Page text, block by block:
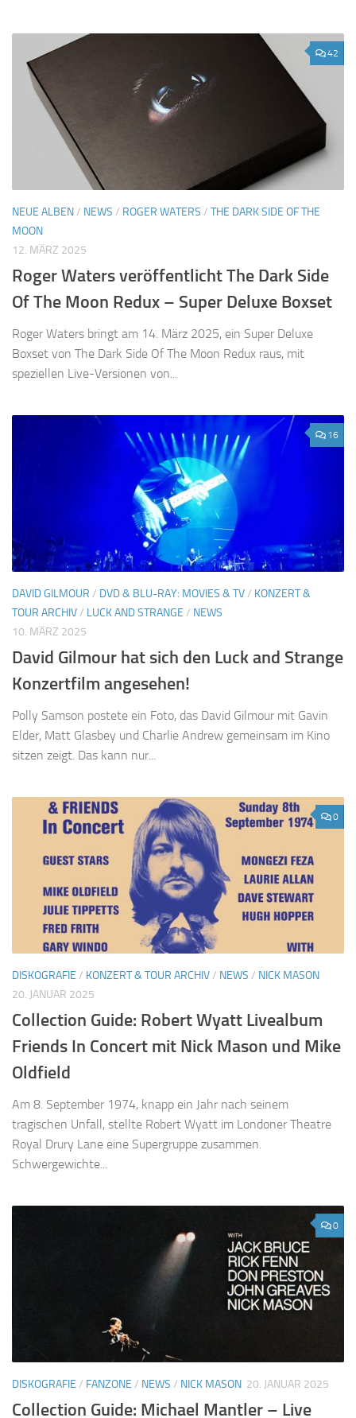
42
NEUE ALBEN/ NEWS / ROGER WATERS / THE DARK SIDE OF THE
MOON
12. MÄRZ 2025
Roger Waters veröffentlicht The Dark Side
Of The Moon Redux – Super Deluxe Boxset
Roger Waters bringt am 14. März 2025, ein Super Deluxe
Boxset von The Dark Side Of The Moon Redux raus, mit
speziellen Live-Versionen von...
16
DAVID GILMOUR / DVD & BLU-RAY: MOVIES & TV/ KONZERT &
TOUR ARCHIV/ LUCK AND STRANGE / NEWS
10. MÄRZ 2025
David Gilmour hat sich den Luck and Strange
Konzertfilm angesehen!
Polly Samson postete ein Foto, das David Gilmour mit Gavin
Elder, Matt Glasbey und Charlie Andrew gemeinsam im Kino
sitzen zeigt. Das kann nur...
0
DISKOGRAFIE / KONZERT & TOUR ARCHIV/ NEWS / NICK MASON
20. JANUAR 2025
Collection Guide: Robert Wyatt Livealbum
Friends In Concert mit Nick Mason und Mike
Oldfield
Am 8. September 1974, knapp ein Jahr nach seinem
tragischen Unfall, stellte Robert Wyatt im Londoner Theatre
Royal Drury Lane eine Supergruppe zusammen.
Schwergewichte...
0
DISKOGRAFIE / FANZONE / NEWS / NICK MASON 20. JANUAR 2025
Collection Guide: Michael Mantler – Live